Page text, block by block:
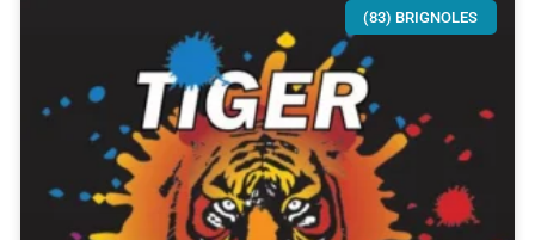
(83) BRIGNOLES